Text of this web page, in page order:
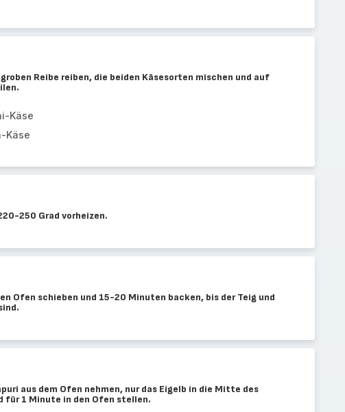
Reibe reiben, die beiden Käsesorten mischen und auf
Käse
Käse
250 Grad vorheizen.
Ofen schieben und 15-20 Minuten backen, bis der Teig und
aus dem Ofen nehmen, nur das Eigelb in die Mitte des
für 1 Minute in den Ofen stellen.